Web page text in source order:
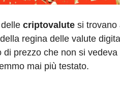
criptovalute si trovano
regina delle valute
di prezzo che non si
mai più testato.